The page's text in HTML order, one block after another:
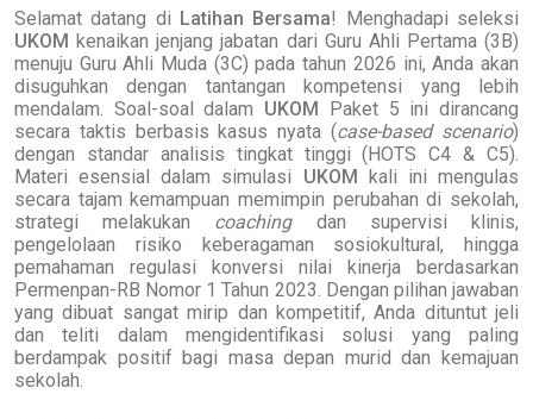
Selamat datang di Latihan Bersama! Menghadapi seleksi
UKOM kenaikan jenjang jabatan dari Guru Ahli Pertama (3B)
menuju Guru Ahli Muda (3C) pada tahun 2026 ini, Anda akan
disuguhkan dengan tantangan kompetensi yang lebih
mendalam. Soal-soal dalam UKOM Paket 5 ini dirancang
secara taktis berbasis kasus nyata (case-based scenario)
dengan standar analisis tingkat tinggi (HOTS C4 & C5).
Materi esensial dalam simulasi UKOM kali ini mengulas
secara tajam kemampuan memimpin perubahan di sekolah,
strategi melakukan coachingdan supervisi klinis,
pengelolaan risiko keberagaman sosiokultural, hingga
pemahaman regulasi konversi nilai kinerja berdasarkan
Permenpan-RB Nomor 1 Tahun 2023. Dengan pilihan jawaban
yang dibuat sangat mirip dan kompetitif, Anda dituntut jeli
dan teliti dalam mengidentifikasi solusi yang paling
berdampak positif bagi masa depan murid dan kemajuan
sekolah.